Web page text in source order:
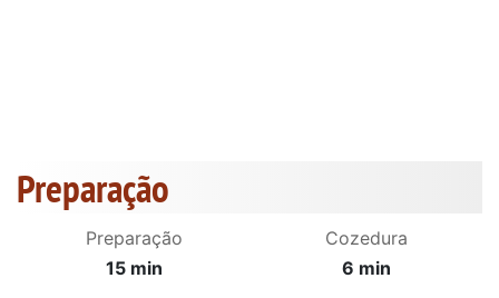
Preparação
Preparação
15 min
Cozedura
6 min